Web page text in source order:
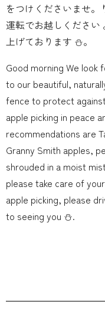
をつけくださいませ
運転でお越しください
上げております ⛄️。
Good morning We look
to our beautiful,
fence to protect
apple picking in peace
recommendations are
Granny Smith apples,
shrouded in a moist
please take care of
apple picking, please
to seeing you ⛄️.